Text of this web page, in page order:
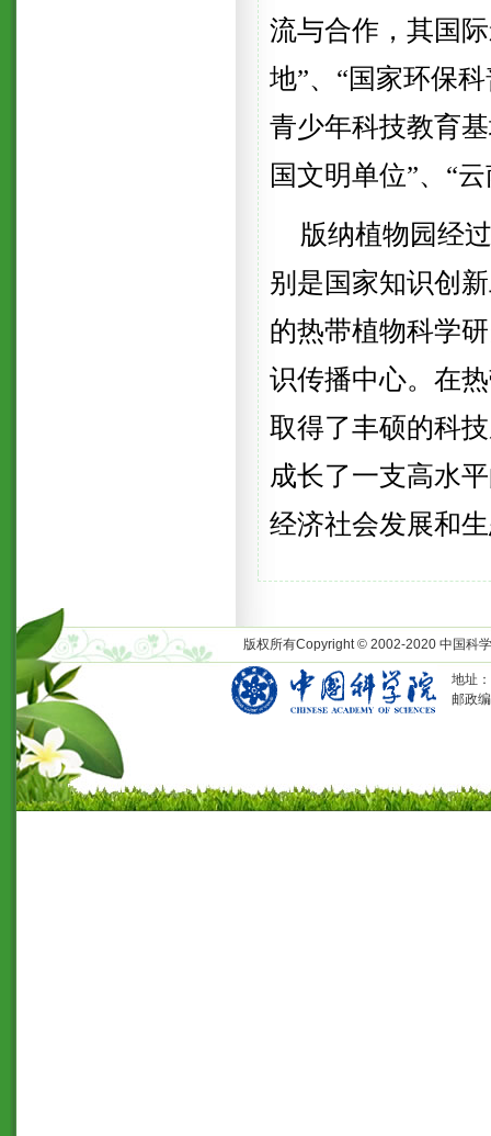
流与合作，其国
地”、“国家环保
青少年科技教育
国文明单位”、“
版纳植物园经
别是国家知识创
的热带植物科学
识传播中心。在
取得了丰硕的科
成长了一支高水
经济社会发展和
版权所有Copyright © 2002-2020 中国科
地址
邮政